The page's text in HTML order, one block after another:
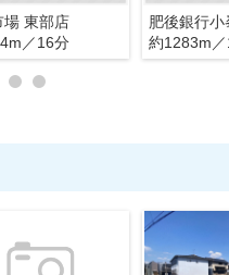
場 東部店
／16分
肥後銀行小
約1283m